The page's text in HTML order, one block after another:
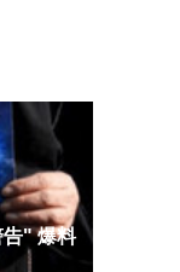
告" 爆料